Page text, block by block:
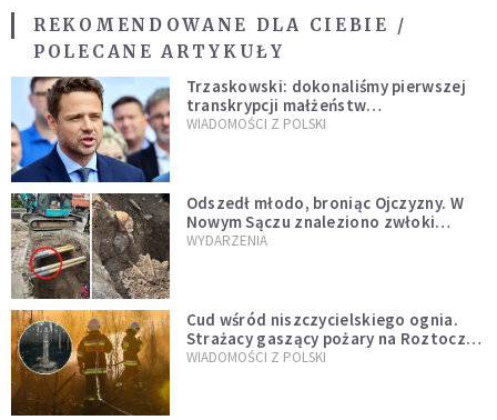
REKOMENDOWANE DLA CIEBIE /
POLECANE ARTYKUŁY
Trzaskowski: dokonaliśmy pierwszej
transkrypcji małżeństw
jednopłciowych. “Tak jak
WIADOMOŚCI Z POLSKI
Odszedł młodo, broniąc Ojczyzny. W
Nowym Sączu znaleziono zwłoki
mężczyzny z czasów potopu
WYDARZENIA
Cud wśród niszczycielskiego ognia.
Strażacy gaszący pożary na Roztoczu
opublikowali niezwykłe zdjęcie
WIADOMOŚCI Z POLSKI